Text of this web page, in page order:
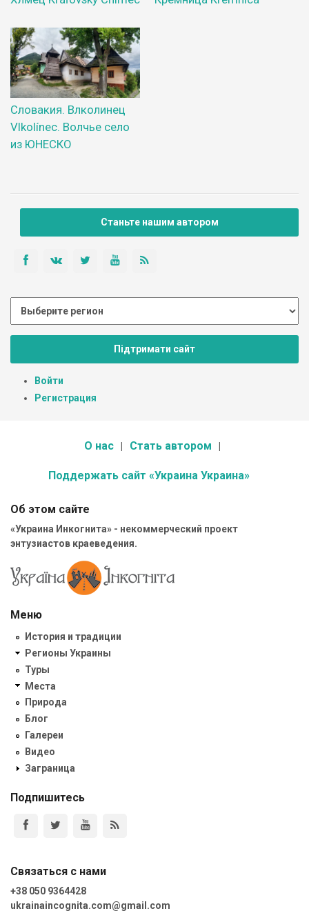
Словакия. Влколинец
Vlkolínec. Волчье село
из ЮНЕСКО
Станьте нашим автором
Підтримати сайт
Войти
Регистрация
О нас Стать автором
Поддержать сайт «Украина Украина»
Об этом сайте
«Украина Инкогнита» - некоммерческий проект
энтузиастов краеведения.
Меню
История и традиции
Регионы Украины
Туры
Места
Природа
Блог
Галереи
Видео
Заграница
Подпишитесь
Связаться с нами
+38 050 9364428
ukrainaincognita.com@gmail.com